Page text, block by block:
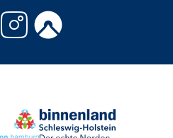
Facebook
Instagram